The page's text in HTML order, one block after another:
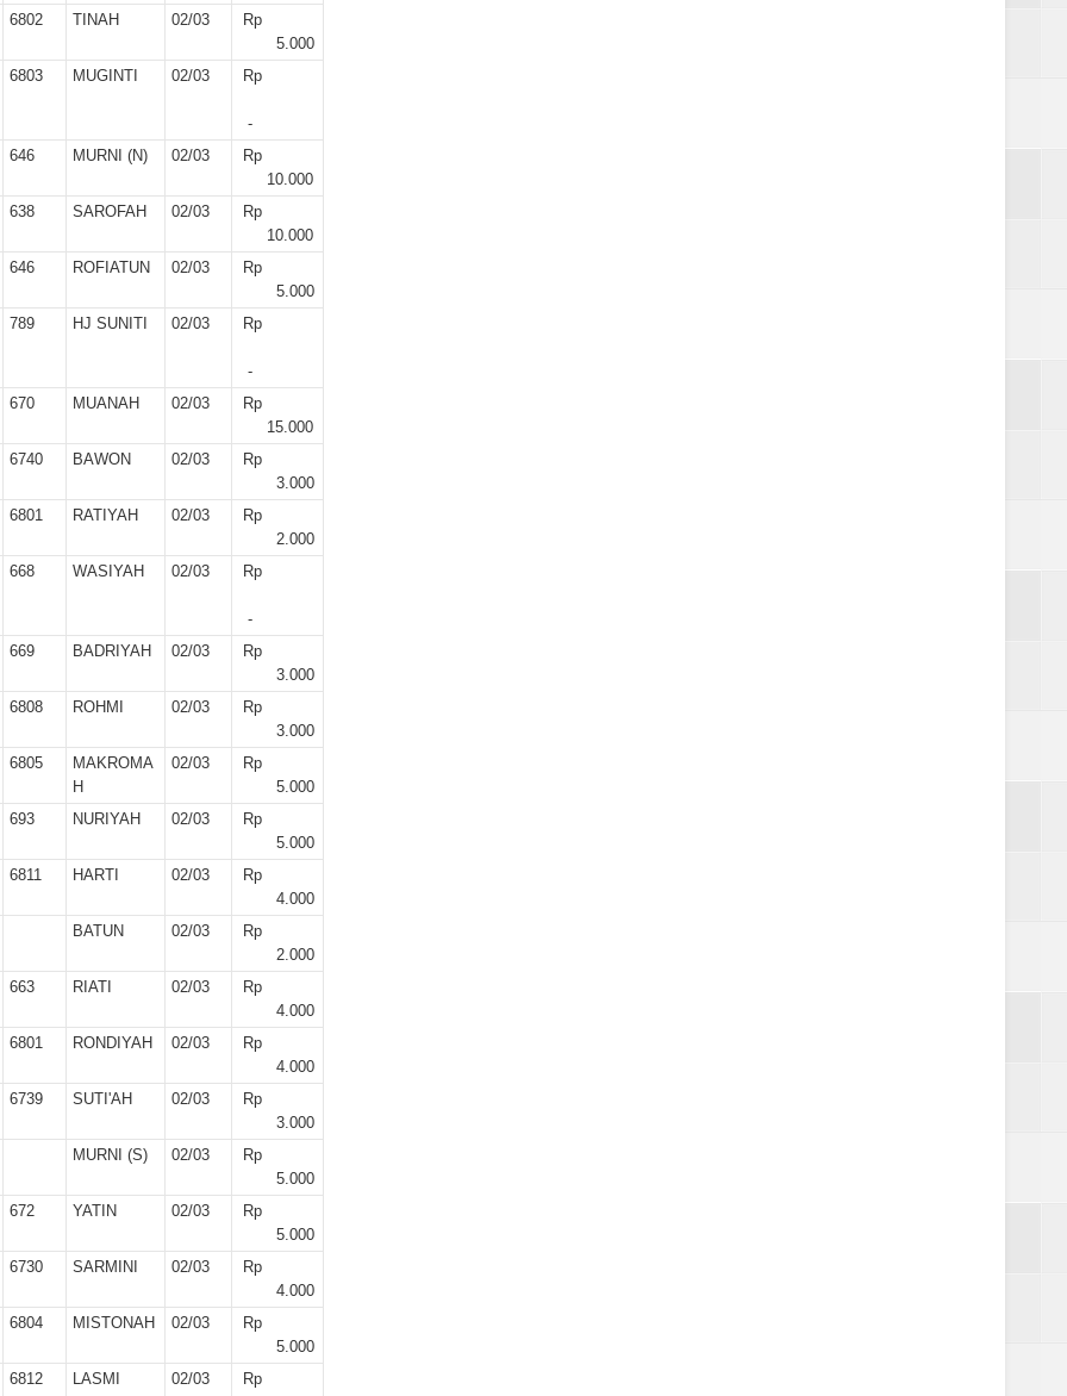
6802 TINAH 02/03
Rp
5.000
6803 MUGINTI 02/03 Rp
-
646 MURNI (N) 02/03
Rp
10.000
638 SAROFAH 02/03
Rp
10.000
646 ROFIATUN 02/03
Rp
5.000
789 HJ SUNITI 02/03 Rp
-
670 MUANAH 02/03
Rp
15.000
6740 BAWON 02/03
Rp
3.000
6801 RATIYAH 02/03
Rp
2.000
668 WASIYAH 02/03 Rp
-
669 BADRIYAH 02/03
Rp
3.000
6808 ROHMI 02/03
Rp
3.000
6805
MAKROMA
H
02/03
Rp
5.000
693 NURIYAH 02/03
Rp
5.000
6811 HARTI 02/03
Rp
4.000
BATUN 02/03
Rp
2.000
663 RIATI 02/03
Rp
4.000
6801 RONDIYAH 02/03
Rp
4.000
6739 SUTI'AH 02/03
Rp
3.000
MURNI (S) 02/03
Rp
5.000
672 YATIN 02/03
Rp
5.000
6730 SARMINI 02/03
Rp
4.000
6804 MISTONAH 02/03
Rp
5.000
6812 LASMI 02/03 Rp